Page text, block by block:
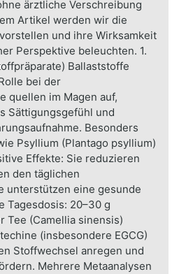
ärztliche Verschreibung
Artikel werden wir die
und ihre Wirksamkeit
Perspektive beleuchten. 1.
Ballaststoffe
bei der
quellen im Magen auf,
Sättigungsgefühl und
Besonders
Psyllium (Plantago psyllium)
Effekte: Sie reduzieren
den täglichen
unterstützen eine gesunde
Tagesdosis: 20–30 g
Tee (Camellia sinensis)
(insbesondere EGCG)
Stoffwechsel anregen und
Mehrere Metaanalysen